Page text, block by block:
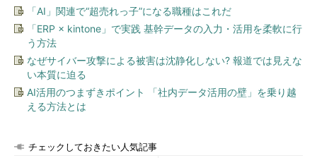
WOW64を構成する基本DLL
Win32アプリケーションが発行するAPIのうち、ポインタ・データを含むもの
や特別な処理が必要なものはこれらのDLLで対処したり、変換したりしてネイ
じものが用意されており、それが利用される。
Win32とWin64 APIではポインタのサイズは異なるが、それ以
のデータ型は64bit環境でもサイズは同じである）。WOW64で
「AI」関連で“超売れっ子”になる職種はこれだ
「ERP × kintone」で実践 基幹データの入力・活用を柔軟に行
う方法
なぜサイバー攻撃による被害は沈静化しない? 報道では見えな
い本質に迫る
AI活用のつまずきポイント 「社内データ活用の壁」を乗り越
える方法とは
チェックしておきたい人気記事